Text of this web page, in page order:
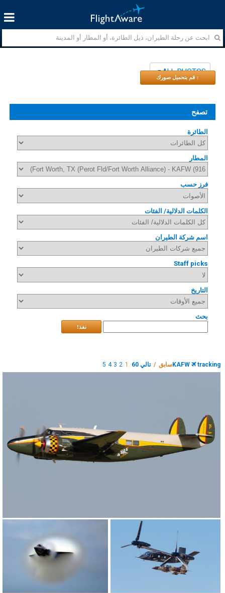
ALL PHOTOS
↑ قم بتحميل صورك
تصفح
الطائرة
المطار
فرز حسب
الكلمات الدلالية/ الفئات
اسم شركة الطيران
Staff picks
التاريخ
بحث
نفذ!
سابق /تالي 60 2
3
4
5 KAFW tracking